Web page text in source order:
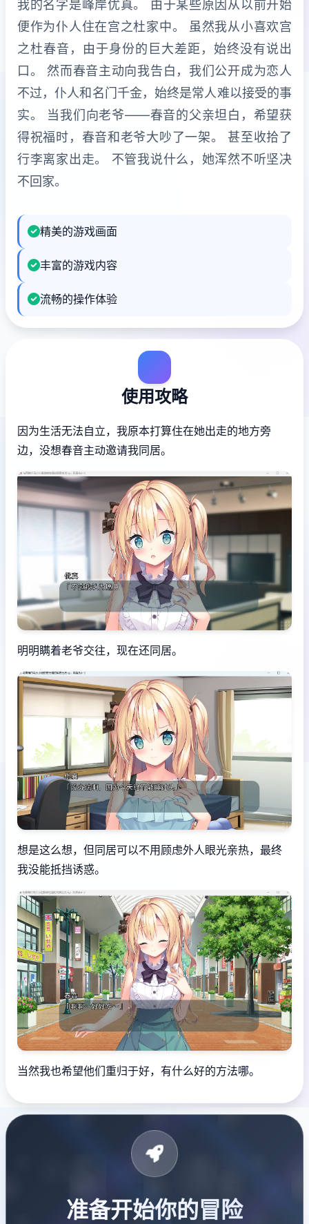
我的名字是峰岸优真。 由于某些原因从以前开始
便作为仆人住在宫之杜家中。 虽然我从小喜欢宫
之杜春音，由于身份的巨大差距，始终没有说出
口。 然而春音主动向我告白，我们公开成为恋人
不过，仆人和名门千金，始终是常人难以接受的事
实。 当我们向老爷——春音的父亲坦白，希望获
得祝福时，春音和老爷大吵了一架。 甚至收拾了
行李离家出走。 不管我说什么，她浑然不听坚决
不回家。
精美的游戏画面
丰富的游戏内容
流畅的操作体验
使用攻略
因为生活无法自立，我原本打算住在她出走的地方旁
边，没想春音主动邀请我同居。
明明瞒着老爷交往，现在还同居。
想是这么想，但同居可以不用顾虑外人眼光亲热，最终
我没能抵挡诱惑。
当然我也希望他们重归于好，有什么好的方法哪。
准备开始你的冒险